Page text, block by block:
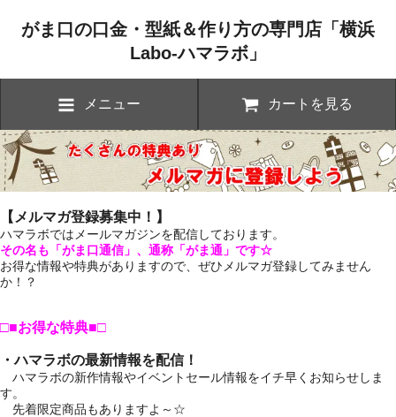
がま口の口金・型紙＆作り方の専門店「横浜
Labo-ハマラボ」
メニュー カートを見る
【メルマガ登録募集中！】
ハマラボではメールマガジンを配信しております。
その名も「がま口通信」、通称「がま通」です☆
お得な情報や特典がありますので、ぜひメルマガ登録してみません
か！？
□■お得な特典■□
・ハマラボの最新情報を配信！
ハマラボの新作情報やイベントセール情報をイチ早くお知らせしま
す。
先着限定商品もありますよ～☆